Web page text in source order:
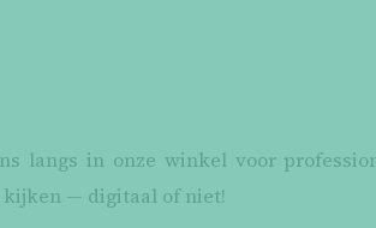
langs in onze winkel voor
— digitaal of niet!